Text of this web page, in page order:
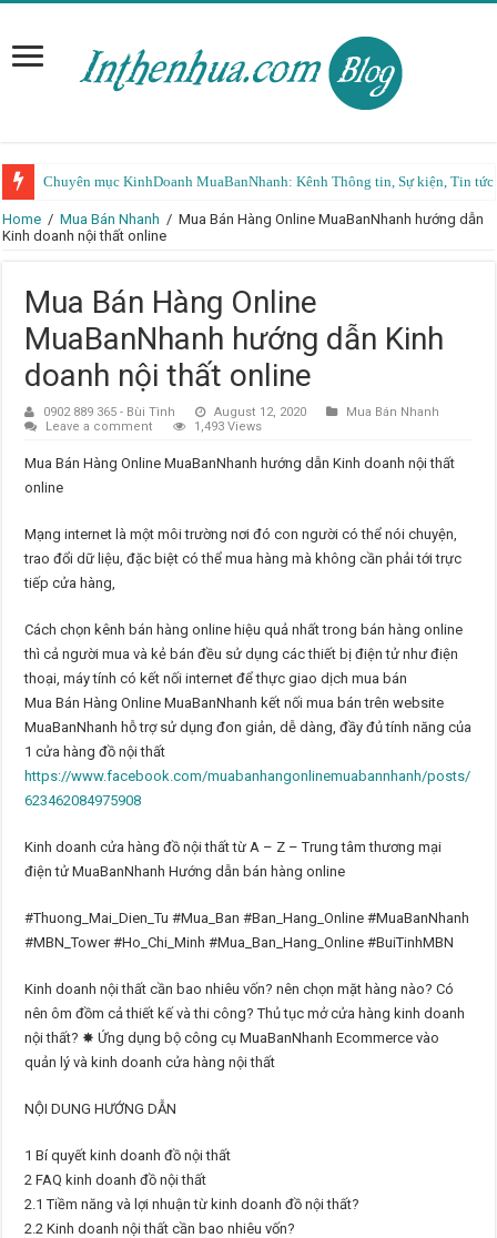
Chuyên mục KinhDoanh MuaBanNhanh: Kênh Thông tin, Sự kiện, Tin
Home / Mua Bán Nhanh / Mua Bán Hàng Online MuaBanNhanh hướng dẫn
Kinh doanh nội thất online
Mua Bán Hàng Online
MuaBanNhanh hướng dẫn Kinh
doanh nội thất online
0902 889 365 - Bùi Tình August 12, 2020
Mua Bán Nhanh
Leave a comment
1,493 Views
Mua Bán Hàng Online MuaBanNhanh hướng dẫn Kinh doanh nội thất
online
Mạng internet là một môi trường nơi đó con người có thể nói chuyện,
trao đổi dữ liệu, đặc biệt có thể mua hàng mà không cần phải tới trực
tiếp cửa hàng,
Cách chọn kênh bán hàng online hiệu quả nhất trong bán hàng online
thì cả người mua và kẻ bán đều sử dụng các thiết bị điện tử như điện
thoại, máy tính có kết nối internet để thực giao dịch mua bán
Mua Bán Hàng Online MuaBanNhanh kết nối mua bán trên website
MuaBanNhanh hỗ trợ sử dụng đon giản, dễ dàng, đầy đủ tính năng của
1 cửa hàng đồ nội thất
https://www.facebook.com/muabanhangonlinemuabannhanh/posts/
623462084975908
Kinh doanh cửa hàng đồ nội thất từ A – Z – Trung tâm thương mại
điện tử MuaBanNhanh Hướng dẫn bán hàng online
#Thuong_Mai_Dien_Tu #Mua_Ban #Ban_Hang_Online #MuaBanNhanh
#MBN_Tower #Ho_Chi_Minh #Mua_Ban_Hang_Online #BuiTinhMBN
Kinh doanh nội thất cần bao nhiêu vốn? nên chọn mặt hàng nào? Có
nên ôm đồm cả thiết kế và thi công? Thủ tục mở cửa hàng kinh doanh
nội thất? ✸ Ứng dụng bộ công cụ MuaBanNhanh Ecommerce vào
quản lý và kinh doanh cửa hàng nội thất
NỘI DUNG HƯỚNG DẪN
1 Bí quyết kinh doanh đồ nội thất
2 FAQ kinh doanh đồ nội thất
2.1 Tiềm năng và lợi nhuận từ kinh doanh đồ nội thất?
2.2 Kinh doanh nội thất cần bao nhiêu vốn?